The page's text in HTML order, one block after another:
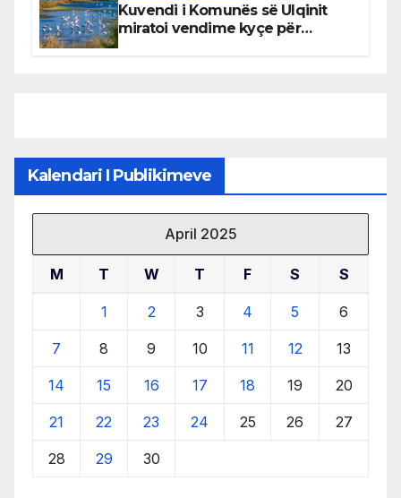
Kuvendi i Komunës së Ulqinit
miratoi vendime kyçe për
Kalendari I Publikimeve
April 2025
M T W T F S S
1 2 3 4 5 6
7 8 9 10 11 12 13
14 15 16 17 18 19 20
21 22 23 24 25 26 27
28 29 30